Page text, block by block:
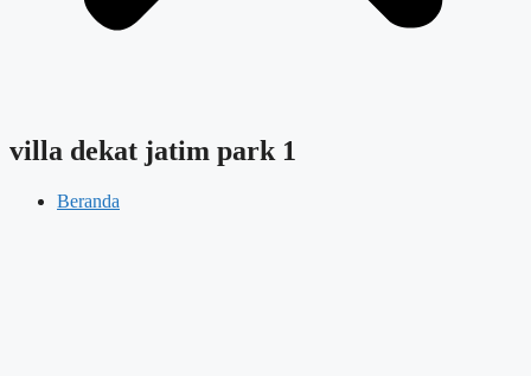
villa dekat jatim park 1
Beranda